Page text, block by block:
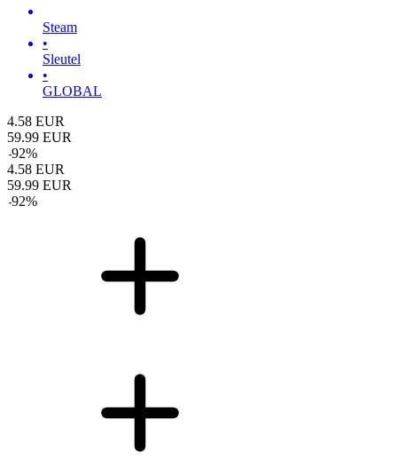
Steam
•
Sleutel
•
GLOBAL
4.58 EUR
59.99 EUR
-92%
4.58 EUR
59.99 EUR
-92%